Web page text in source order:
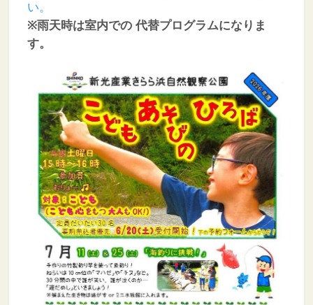
い。
※雨天時は室内での 代替プログラムになりま
す。